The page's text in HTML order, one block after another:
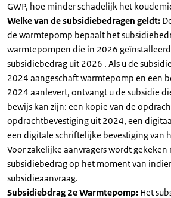
GWP, hoe minder schadelijk het
Welke van de subsidiebedragen geldt:
de warmtepomp bepaalt het
warmtepompen die in 2026
subsidiebedrag uit 2026 . Als u de
2024 aangeschaft warmtepomp en een
2024 aanlevert, ontvangt u de subsidie
bewijs kan zijn: een kopie van de
opdrachtbevestiging uit 2024, een
een digitale schriftelijke bevestiging van
Voor zakelijke aanvragers wordt gekeken
subsidiebedrag op het moment van
subsidieaanvraag.
Subsidiebdrag 2e Warmtepomp: Het